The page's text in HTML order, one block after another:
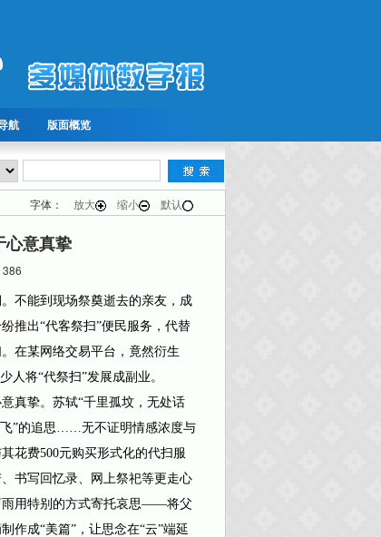
航 版面概览
字体： 放大 缩小 默认
心意真挚
能到现场祭奠逝去的亲友，成
推出“代客祭扫”便民服务，代替
在某网络交易平台，竟然衍生
人将“代祭扫”发展成副业。
挚。苏轼“千里孤坟，无处话
飞”的追思……无不证明情感浓度与
花费500元购买形式化的代扫服
书写回忆录、网上祭祀等更走心
雨用特别的方式寄托哀思——将父
作成“美篇”，让思念在“云”端延